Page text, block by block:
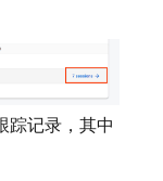
记录，其中